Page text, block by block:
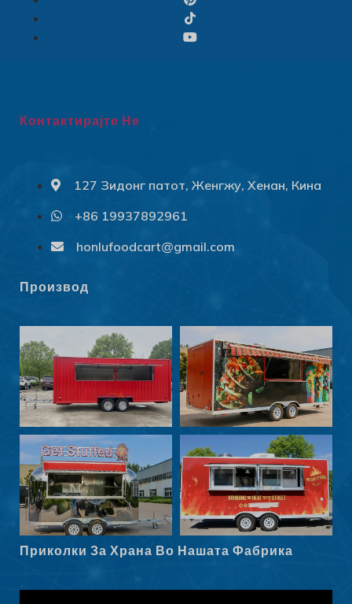
Контактирајте Не
127 Зидонг патот, Женгжу, Хенан, Кина
+86 19937892961
honlufoodcart@gmail.com
Производ
Приколки За Храна Во Нашата Фабрика
Slovenščina
Latviešu valoda
Dansk
Hrvatski
Српски језик
Norsk nynorsk
Maori
Eesti
Български
Slovenčina